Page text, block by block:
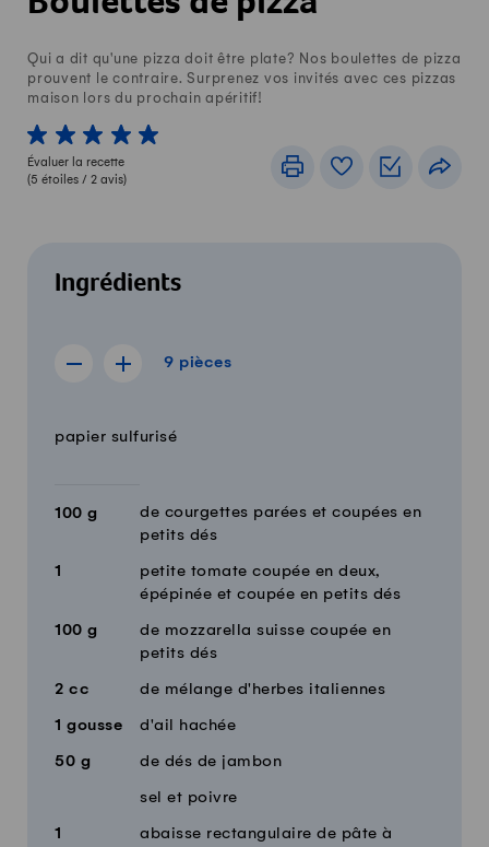
Qui a dit qu'une pizza doit être plate? Nos boulettes de pizza
prouvent le contraire. Surprenez vos invités avec ces pizzas
maison lors du prochain apéritif!
1 von 5 étoiles
2 von 5 étoiles
3 von 5 étoiles
4 von 5 étoiles
5 von 5 étoiles
Évaluer la recette
(5 étoiles / 2 avis)
ImprimerLivre de recettes
Listes de
Ingrédients
Afficher la recette de 8 pièces
Afficher la recette de 10 pièces
9 pièces
QuantitéIngrédients
papier sulfurisé
100 g
de courgettes parées et coupées en
petits dés
1
petite tomate coupée en deux,
épépinée et coupée en petits dés
100 g
de mozzarella suisse coupée en
petits dés
2 cc de mélange d'herbes italiennes
1 gousse d'ail hachée
50 g de dés de jambon
sel et poivre
1
abaisse rectangulaire de pâte à